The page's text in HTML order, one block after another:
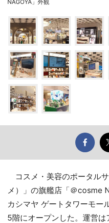
NAGOYA」外観
コスメ・美容のポータル
メ）」の旗艦店「＠cosme
カシマヤ ゲートタワーモー
5階にオープンした。運営